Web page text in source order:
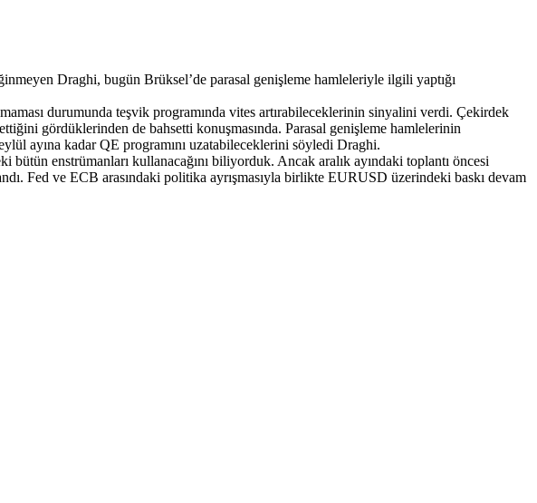
Draghi, bugün Brüksel’de parasal genişleme hamleleriyle ilgili yaptığı
durumunda teşvik programında vites artırabileceklerinin sinyalini verdi. Çekirdek
gördüklerinden de bahsetti konuşmasında. Parasal genişleme hamlelerinin
ayına kadar QE programını uzatabileceklerini söyledi Draghi.
enstrümanları kullanacağını biliyorduk. Ancak aralık ayındaki toplantı öncesi
Fed ve ECB arasındaki politika ayrışmasıyla birlikte EURUSD üzerindeki baskı devam